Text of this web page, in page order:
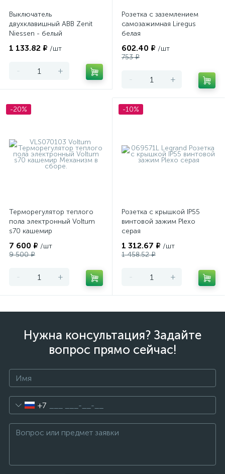
Выключатель
двухклавишный ABB Zenit
Niessen - белый
1 133.82 ₽ /шт
- +
Розетка с заземлением
самозажимная Liregus
белая
602.40 ₽ /шт
753 ₽
- +
-20%
Терморегулятор теплого
пола электронный Voltum
s70 кашемир
7 600 ₽ /шт
9 500 ₽
- +
-10%
Розетка с крышкой IP55
винтовой зажим Plexo
серая
1 312.67 ₽ /шт
1 458.52 ₽
- +
Нужна консультация? Задайте
вопрос прямо сейчас!
+7